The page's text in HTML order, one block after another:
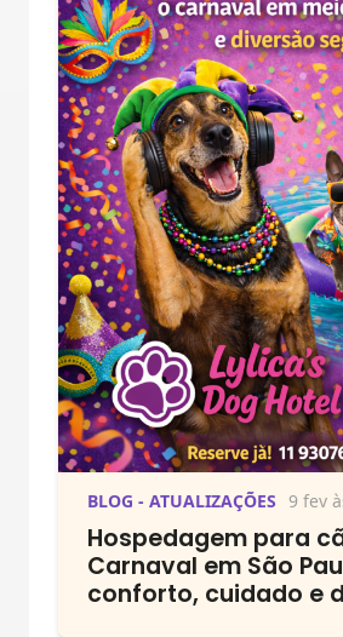
BLOG - ATUALIZAÇÕES 9 fev
Hospedagem para
Carnaval em São
conforto, cuidado e